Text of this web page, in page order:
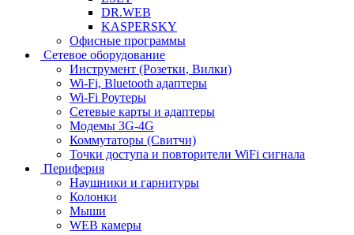
DR.WEB
KASPERSKY
Офисные программы
Сетевое оборудование
Инструмент (Розетки, Вилки)
Wi-Fi, Bluetooth адаптеры
Wi-Fi Роутеры
Сетевые карты и адаптеры
Модемы 3G-4G
Коммутаторы (Свитчи)
Точки доступа и повторители WiFi сигнала
Периферия
Наушники и гарнитуры
Колонки
Мыши
WEB камеры